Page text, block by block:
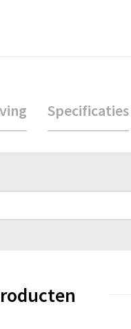
Specificaties